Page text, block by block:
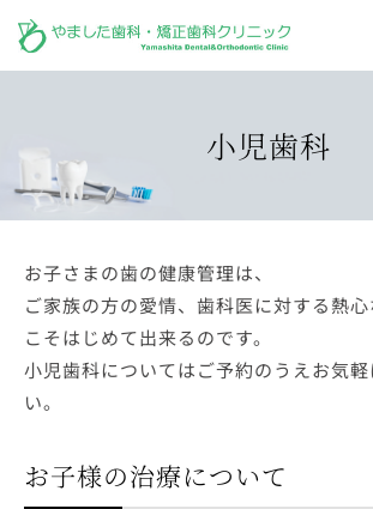
小児歯科
お子さまの歯の健康管理は、
ご家族の方の愛情、歯科医に対する熱
こそはじめて出来るのです。
小児歯科についてはご予約のうえお気
い。
お子様の治療について